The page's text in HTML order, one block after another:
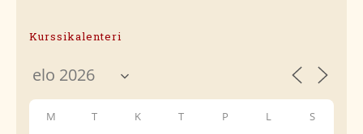
Kurssikalenteri
M T K T P L S